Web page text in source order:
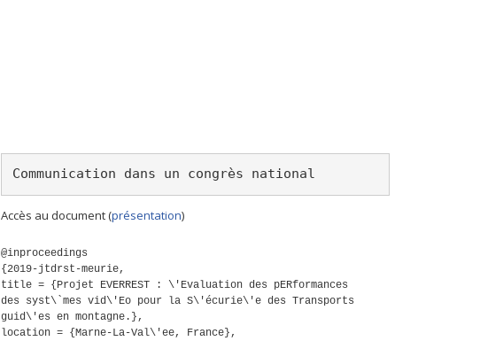
Communication dans un congrès national
Accès au document (présentation)
@inproceedings
{2019-jtdrst-meurie,
title = {Projet EVERREST : \'Evaluation des pERformances
des syst\`mes vid\'Eo pour la S\'écurie\'e des Transports
guid\'es en montagne.},
location = {Marne-La-Val\'ee, France},